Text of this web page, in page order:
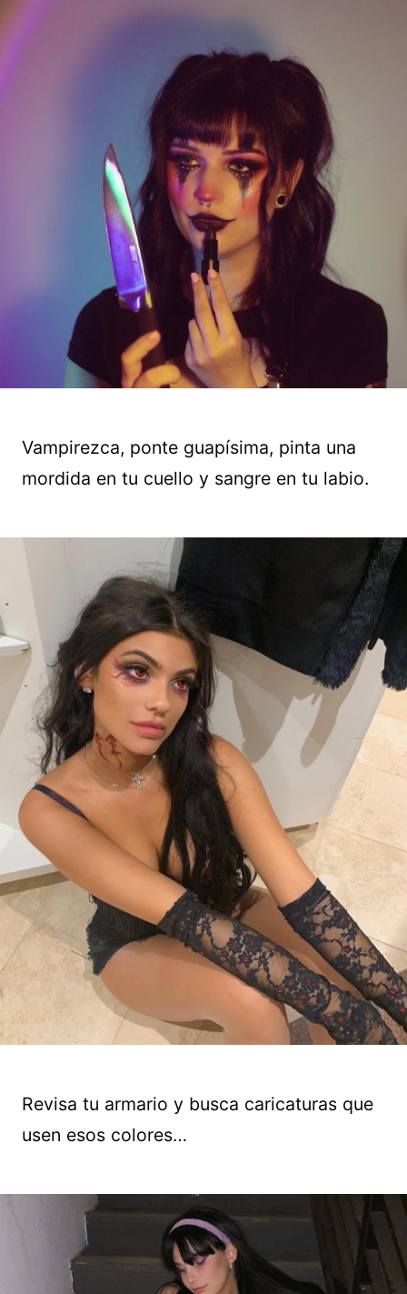
Vampirezca, ponte guapísima, pinta una
mordida en tu cuello y sangre en tu labio.
Revisa tu armario y busca caricaturas que
usen esos colores…